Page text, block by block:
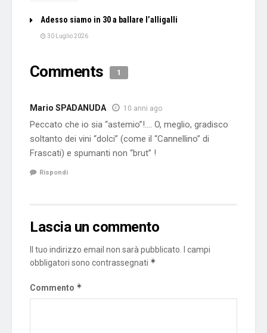
Adesso siamo in 30 a ballare l’alligalli
30 Luglio 2026
Comments 1
Mario SPADANUDA 10 anni ago
Peccato che io sia “astemio”!…. O, meglio, gradisco
soltanto dei vini “dolci” (come il “Cannellino” di
Frascati) e spumanti non “brut” !
Rispondi
Lascia un commento
Il tuo indirizzo email non sarà pubblicato.
I campi
obbligatori sono contrassegnati *
Commento *